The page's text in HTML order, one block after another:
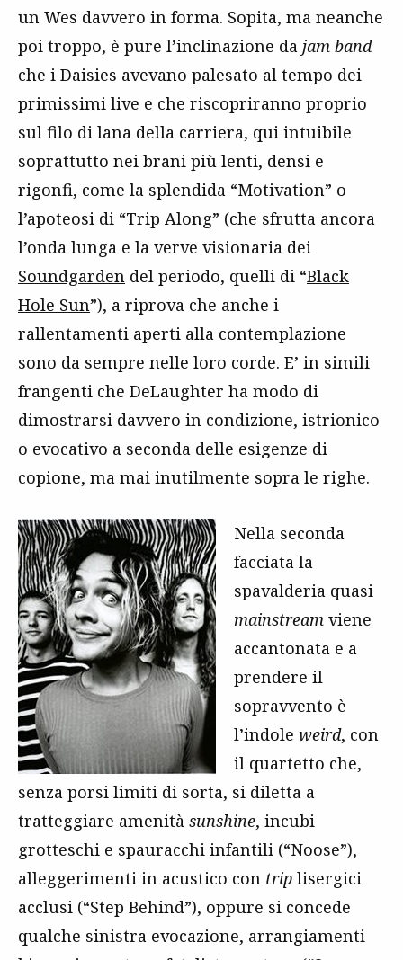
un Wes davvero in forma. Sopita, ma neanche
poi troppo, è pure l’inclinazione da jam band
che i Daisies avevano palesato al tempo dei
primissimi live e che riscopriranno proprio
sul filo di lana della carriera, qui intuibile
soprattutto nei brani più lenti, densi e
rigonfi, come la splendida “Motivation” o
l’apoteosi di “Trip Along” (che sfrutta ancora
l’onda lunga e la verve visionaria dei
Soundgarden del periodo, quelli di “Black
Hole Sun”), a riprova che anche i
rallentamenti aperti alla contemplazione
sono da sempre nelle loro corde. E’ in simili
frangenti che DeLaughter ha modo di
dimostrarsi davvero in condizione, istrionico
o evocativo a seconda delle esigenze di
copione, ma mai inutilmente sopra le righe.
Nella seconda
facciata la
spavalderia quasi
mainstream viene
accantonata e a
prendere il
sopravvento è
l’indole weird, con
il quartetto che,
senza porsi limiti di sorta, si diletta a
tratteggiare amenità sunshine, incubi
grotteschi e spauracchi infantili (“Noose”),
alleggerimenti in acustico con trip lisergici
acclusi (“Step Behind”), oppure si concede
qualche sinistra evocazione, arrangiamenti